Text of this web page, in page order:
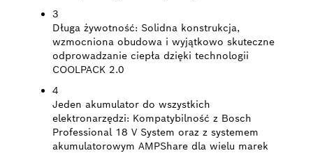
3
Długa żywotność: Solidna konstrukcja,
wzmocniona obudowa i wyjątkowo skuteczne
odprowadzanie ciepła dzięki technologii
COOLPACK 2.0
4
Jeden akumulator do wszystkich
elektronarzędzi: Kompatybilność z Bosch
Professional 18 V System oraz z systemem
akumulatorowym AMPShare dla wielu marek